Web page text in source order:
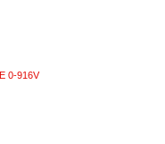
0-916V